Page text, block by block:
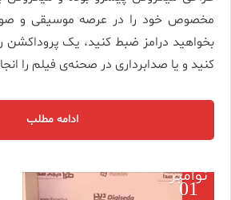
مخصوص خود را در عرصه موسیقی و صوت
بخواهید درامز ضبط کنید، یک پروداکشن
کنید و یا صدابرداری در صحنه‌ی فیلم را
ادامه مطلب
نوامبر
01